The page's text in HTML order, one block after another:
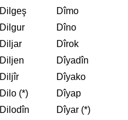
Dilgeş
Dîmo
Dilgur
Dîno
Diljar
Dîrok
Diljen
Dîyadîn
Diljîr
Dîyako
Dilo (*)
Dîyap
Dilodîn
Dîyar (*)